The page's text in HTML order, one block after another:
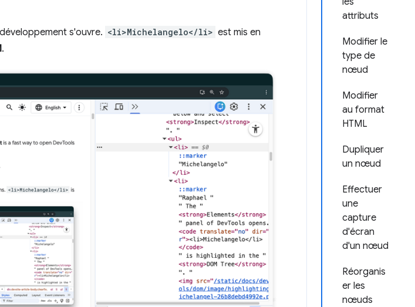
attributs
Modifier le
type de
nœud
Modifier
au format
HTML
Dupliquer
un nœud
Effectuer
une
capture
d'écran
d'un nœud
Réorganis
er les
nœuds
s'ouvre. <li>Michelangelo</li> est mis en
.